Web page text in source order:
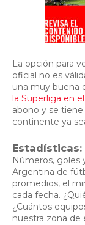
La opción para
oficial no es
una muy buena
la Superliga en
abono y se
continente ya
Números, goles
Argentina de
promedios, el
cada fecha.
¿Cuántos
nuestra zona de